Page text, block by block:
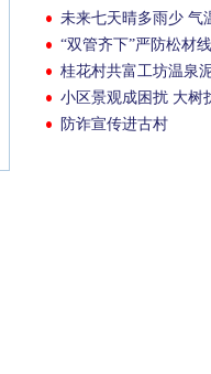
未来七天晴多雨少 气
“双管齐下”严防松材
桂花村共富工坊温泉
小区景观成困扰 大树
防诈宣传进古村